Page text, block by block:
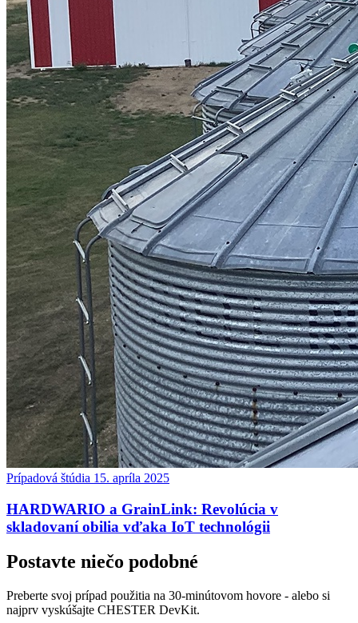
Prípadová štúdia 15. apríla 2025
HARDWARIO a GrainLink: Revolúcia v
skladovaní obilia vďaka IoT technológii
Postavte niečo podobné
Preberte svoj prípad použitia na 30-minútovom hovore - alebo si
najprv vyskúšajte CHESTER DevKit.